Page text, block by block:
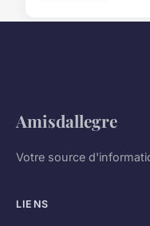
Amisdallegre
Votre source
LIENS